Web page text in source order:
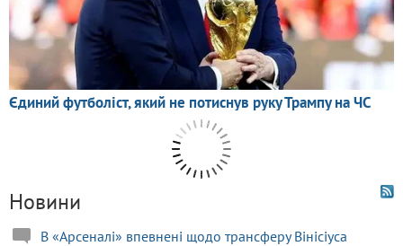
Новини
В «Арсеналі» впевнені щодо трансферу Вінісіуса